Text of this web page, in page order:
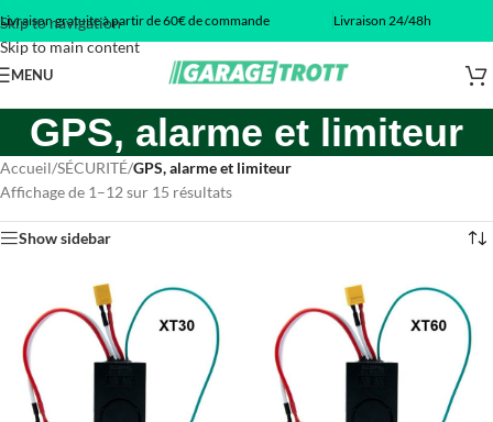
Skip to navigation
Skip to main content
Livraison gratuite à partir de 60€ de commande Livraison 24/48h
MENU
GPS, alarme et limiteur
Accueil/SÉCURITÉ/GPS, alarme et limiteur
Affichage de 1–12 sur 15 résultats
Show sidebar